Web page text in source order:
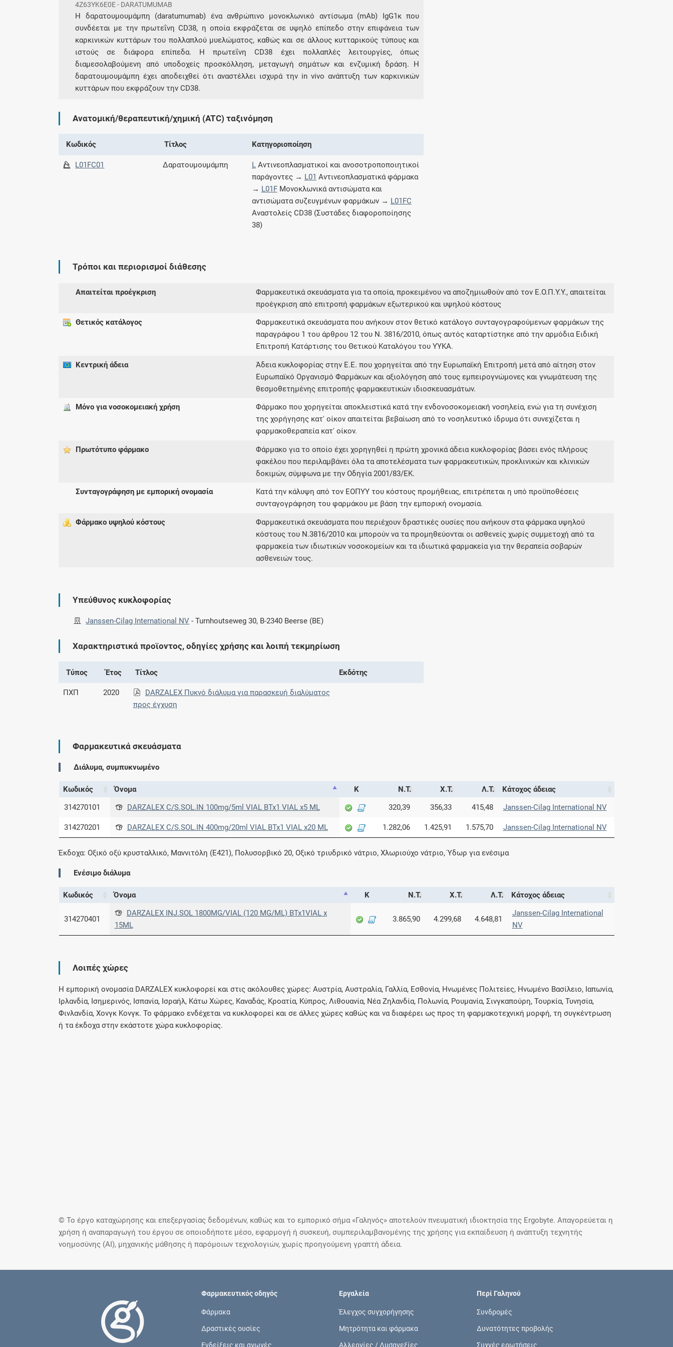
Συνδρομές
Μάθετε περισσότερα για τα οφέλη και τις
επιπλέον παροχές των συνδρομητικών
προγραμμάτων
Βρείτε θεραπευτικές ενδείξεις και αγωγές για
Γνωρίζατε ότι...
4Z63YK6E0E - DARATUMUMAB
Η δαρατουμουμάμπη (daratumumab) ένα ανθρώπινο μονοκλωνικό αντίσωμα (mAb) IgG1κ που
συνδέεται με την πρωτεΐνη CD38, η οποία εκφράζεται σε υψηλό επίπεδο στην επιφάνεια των
καρκινικών κυττάρων του πολλαπλού μυελώματος, καθώς και σε άλλους κυτταρικούς τύπους και
ιστούς σε διάφορα επίπεδα. Η πρωτεΐνη CD38 έχει πολλαπλές λειτουργίες, όπως
διαμεσολαβούμενη από υποδοχείς προσκόλληση, μεταγωγή σημάτων και ενζυμική δράση. Η
δαρατουμουμάμπη έχει αποδειχθεί ότι αναστέλλει ισχυρά την in vivo ανάπτυξη των καρκινικών
κυττάρων που εκφράζουν την CD38.
Ανατομική/θεραπευτική/χημική (ATC) ταξινόμηση
Κωδικός Τίτλος Κατηγοριοποίηση
L01FC01 Δαρατουμουμάμπη LΑντινεοπλασματικοί και ανοσοτροποποιητικοί
παράγοντες → L01 Αντινεοπλασματικά φάρμακα
→ L01FΜονοκλωνικά αντισώματα και
αντισώματα συζευγμένων φαρμάκων → L01FC
Αναστολείς CD38 (Συστάδες διαφοροποίησης
38)
Τρόποι και περιορισμοί διάθεσης
Απαιτείται προέγκριση
Φαρμακευτικά σκευάσματα για τα οποία, προκειμένου να αποζημιωθούν από τον Ε.Ο.Π.Υ.Υ., απαιτείται
προέγκριση από επιτροπή φαρμάκων εξωτερικού και υψηλού κόστους
Θετικός κατάλογος
Φαρμακευτικά σκευάσματα που ανήκουν στον θετικό κατάλογο συνταγογραφούμενων φαρμάκων της
παραγράφου 1 του άρθρου 12 του Ν. 3816/2010, όπως αυτός καταρτίστηκε από την αρμόδια Ειδική
Επιτροπή Κατάρτισης του Θετικού Καταλόγου του ΥΥΚΑ.
Κεντρική άδεια
Άδεια κυκλοφορίας στην Ε.Ε. που χορηγείται από την Ευρωπαϊκή Επιτροπή μετά από αίτηση στον
Ευρωπαϊκό Οργανισμό Φαρμάκων και αξιολόγηση από τους εμπειρογνώμονες και γνωμάτευση της
θεσμοθετημένης επιτροπής φαρμακευτικών ιδιοσκευασμάτων.
Μόνο για νοσοκομειακή χρήση
Φάρμακο που χορηγείται αποκλειστικά κατά την ενδονοσοκομειακή νοσηλεία, ενώ για τη συνέχιση
της χορήγησης κατ' οίκον απαιτείται βεβαίωση από το νοσηλευτικό ίδρυμα ότι συνεχίζεται η
φαρμακοθεραπεία κατ' οίκον.
Πρωτότυπο φάρμακo
Φάρμακο για το οποίο έχει χορηγηθεί η πρώτη χρονικά άδεια κυκλοφορίας βάσει ενός πλήρους
φακέλου που περιλαμβάνει όλα τα αποτελέσματα των φαρμακευτικών, προκλινικών και κλινικών
δοκιμών, σύμφωνα με την Οδηγία 2001/83/ΕΚ.
Συνταγογράφηση με εμπορική ονομασία
Κατά την κάλυψη από τον ΕΟΠΥΥ του κόστους προμήθειας, επιτρέπεται η υπό προϋποθέσεις
συνταγογράφηση του φαρμάκου με βάση την εμπορική ονομασία.
Φάρμακο υψηλού κόστους
Φαρμακευτικά σκευάσματα που περιέχουν δραστικές ουσίες που ανήκουν στα φάρμακα υψηλού
κόστους του Ν.3816/2010 και μπορούν να τα προμηθεύονται οι ασθενείς χωρίς συμμετοχή από τα
φαρμακεία των ιδιωτικών νοσοκομείων και τα ιδιωτικά φαρμακεία για την θεραπεία σοβαρών
ασθενειών τους.
Υπεύθυνος κυκλοφορίας
Janssen-Cilag International NV -Turnhoutseweg 30, B-2340 Beerse (BE)
Χαρακτηριστικά προϊοντος, οδηγίες χρήσης και λοιπή τεκμηρίωση
Τύπος Έτος Τίτλος Εκδότης
ΠΧΠ 2020
DARZALEX Πυκνό διάλυμα για παρασκευή διαλύματος
προς έγχυση
Φαρμακευτικά σκευάσματα
Διάλυμα, συμπυκνωμένο
Κωδικός Όνομα Κ Ν.Τ. Χ.Τ. Λ.Τ.
Κάτοχος άδειας
314270101
DARZALEX C/S.SOL.IN 100mg/5ml VIAL BTx1 VIAL x5 ML 320,39 356,33 415,48 Janssen-Cilag International NV
314270201 DARZALEX C/S.SOL.IN 400mg/20ml VIAL BTx1 VIAL x20 ML 1.282,06 1.425,91 1.575,70 Janssen-Cilag International NV
Έκδοχα: Οξικό οξύ κρυσταλλικό, Μαννιτόλη (E421), Πολυσορβικό 20, Οξικό τριυδρικό νάτριο, Χλωριούχο νάτριο, Ύδωρ για ενέσιμα
Ενέσιμο διάλυμα
Κωδικός Όνομα Κ Ν.Τ. Χ.Τ. Λ.Τ. Κάτοχος άδειας
314270401
DARZALEX INJ.SOL 1800MG/VIAL (120 MG/ML) BTx1VIAL x
15ML
3.865,90 4.299,68 4.648,81
Janssen-Cilag International
NV
Λοιπές χώρες
Η εμπορική ονομασία DARZALEX κυκλοφορεί και στις ακόλουθες χώρες: Αυστρία, Αυστραλία, Γαλλία, Εσθονία, Ηνωμένες Πολιτείες, Ηνωμένο Βασίλειο, Ιαπωνία,
Ιρλανδία, Ισημερινός, Ισπανία, Ισραήλ, Κάτω Χώρες, Καναδάς, Κροατία, Κύπρος, Λιθουανία, Νέα Ζηλανδία, Πολωνία, Ρουμανία, Σινγκαπούρη, Τουρκία, Τυνησία,
Φινλανδία, Χονγκ Κονγκ. Το φάρμακο ενδέχεται να κυκλοφορεί και σε άλλες χώρες καθώς και να διαφέρει ως προς τη φαρμακοτεχνική μορφή, τη συγκέντρωση
ή τα έκδοχα στην εκάστοτε χώρα κυκλοφορίας.
© Το έργο καταχώρησης και επεξεργασίας δεδομένων, καθώς και το εμπορικό σήμα «Γαληνός» αποτελούν πνευματική ιδιοκτησία της Ergobyte. Απαγορεύεται η
χρήση ή αναπαραγωγή του έργου σε οποιοδήποτε μέσο, εφαρμογή ή συσκευή, συμπεριλαμβανομένης της χρήσης για εκπαίδευση ή ανάπτυξη τεχνητής
νοημοσύνης (AI), μηχανικής μάθησης ή παρόμοιων τεχνολογιών, χωρίς προηγούμενη γραπτή άδεια.
Φαρμακευτικός οδηγός
Φάρμακα
Δραστικές ουσίες
Ενδείξεις και αγωγές
Εργαλεία
Έλεγχος συγχορήγησης
Μητρότητα και φάρμακα
Αλλεργίες / Δυσανεξίες
Περί Γαληνού
Συνδρομές
Δυνατότητες προβολής
Συχνές ερωτήσεις